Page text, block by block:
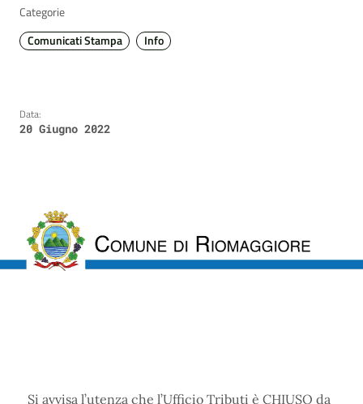
Categorie
Comunicati Stampa
Info
Data:
20 Giugno 2022
Si avvisa l’utenza che l’Ufficio Tributi è CHIUSO da